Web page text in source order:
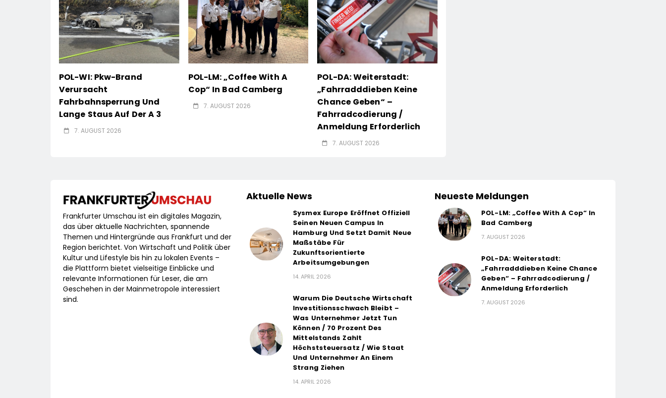
POL-WI: Pkw-Brand
Verursacht
Fahrbahnsperrung Und
Lange Staus Auf Der A 3
7. AUGUST 2026
POL-LM: „Coffee With A
Cop“ In Bad Camberg
7. AUGUST 2026
POL-DA: Weiterstadt:
„Fahrradddieben Keine
Chance Geben“ –
Fahrradcodierung /
Anmeldung Erforderlich
7. AUGUST 2026
Frankfurter Umschau ist ein digitales Magazin,
das über aktuelle Nachrichten, spannende
Themen und Hintergründe aus Frankfurt und der
Region berichtet. Von Wirtschaft und Politik über
Kultur und Lifestyle bis hin zu lokalen Events –
die Plattform bietet vielseitige Einblicke und
relevante Informationen für Leser, die am
Geschehen in der Mainmetropole interessiert
sind.
Aktuelle News
Sysmex Europe Eröffnet Offiziell
Seinen Neuen Campus In
Hamburg Und Setzt Damit Neue
Maßstäbe Für
Zukunftsorientierte
Arbeitsumgebungen
14. APRIL 2026
Warum Die Deutsche Wirtschaft
Investitionsschwach Bleibt –
Was Unternehmer Jetzt Tun
Können / 70 Prozent Des
Mittelstands Zahlt
Höchststeuersatz / Wie Staat
Und Unternehmer An Einem
Strang Ziehen
14. APRIL 2026
Neueste Meldungen
POL-LM: „Coffee With A Cop“ In
Bad Camberg
7. AUGUST 2026
POL-DA: Weiterstadt:
„Fahrradddieben Keine Chance
Geben“ – Fahrradcodierung /
Anmeldung Erforderlich
7. AUGUST 2026